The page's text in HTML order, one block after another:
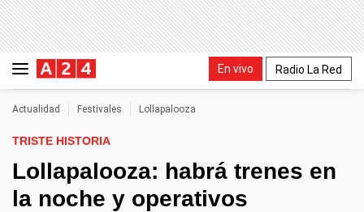
En vivo Radio La Red
Actualidad Festivales Lollapalooza
TRISTE HISTORIA
Lollapalooza: habrá trenes en
la noche y operativos